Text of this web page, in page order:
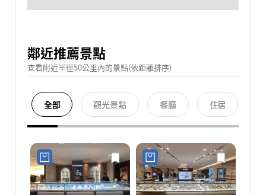
鄰近推薦景點
查看附近半徑50公里內的景點(依距離排序)
全部 觀光景點 餐廳 住宿